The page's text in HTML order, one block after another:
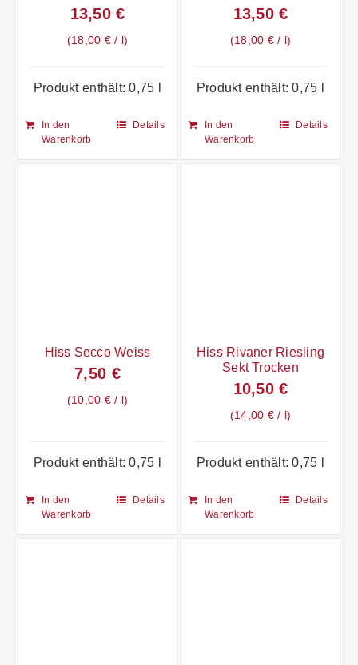
13,50€
18,00 €/ l
Produkt enthält: 0,75 l
In den
Warenkorb
Details
13,50€
18,00 €/ l
Produkt enthält: 0,75 l
In den
Warenkorb
Details
Hiss Secco Weiss
7,50 €
10,00 €/ l
Produkt enthält: 0,75 l
In den
Warenkorb
Details
Hiss Rivaner Riesling
Sekt Trocken
10,50€
14,00 €/ l
Produkt enthält: 0,75 l
In den
Warenkorb
Details